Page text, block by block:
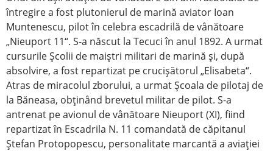
întregire a fost plutonierul de marină aviator Ioan
Muntenescu, pilot în celebra escadrilă de vânătoare
„Nieuport 11“. S-a născut la Tecuci în anul 1892. A urmat
cursurile Şcolii de maiştri militari de marină şi, după
absolvire, a fost repartizat pe crucişătorul „Elisabeta“.
Atras de miracolul zborului, a urmat Şcoala de pilotaj de
la Băneasa, obţinând brevetul militar de pilot. S-a
antrenat pe avionul de vânătoare Nieuport (XI), fiind
repartizat în Escadrila N. 11 comandată de căpitanul
Ştefan Protopopescu, personalitate marcantă a aviaţiei